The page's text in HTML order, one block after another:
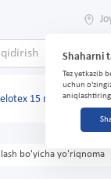
Shaharni
Tez yetkazib
uchun
aniqlashtiring
15 mg № 20
bo'yicha yo'riqnoma